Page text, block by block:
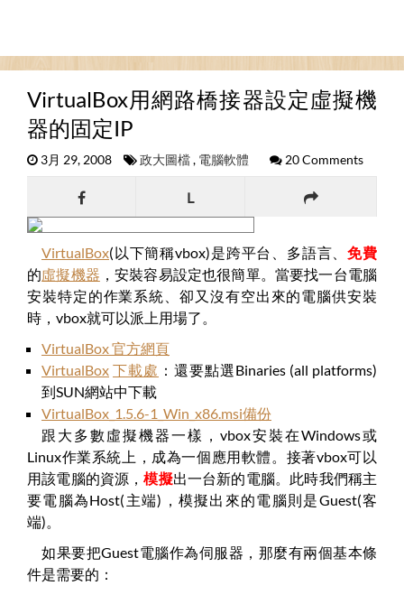
VirtualBox用網路橋接器設定虛擬機
器的固定IP
3月 29, 2008 政大圖檔, 電腦軟體 20 Comments
L
VirtualBox(以下簡稱vbox)是跨平台、多語言、免費
的虛擬機器 ，安裝容易設定也很簡單。當要找一台電腦
安裝特定的作業系統、卻又沒有空出來的電腦供安裝
時，vbox就可以派上用場了。
VirtualBox 官方網頁
VirtualBox 下載處 ：還要點選Binaries (all platforms)
到SUN網站中下載
VirtualBox_1.5.6-1_Win_x86.msi備份
跟大多數虛擬機器一樣，vbox安裝在Windows或
Linux作業系統上，成為一個應用軟體。接著vbox可以
用該電腦的資源，模擬出一台新的電腦。此時我們稱主
要電腦為Host(主端)，模擬出來的電腦則是Guest(客
端)。
如果要把Guest電腦作為伺服器，那麼有兩個基本條
件是需要的：